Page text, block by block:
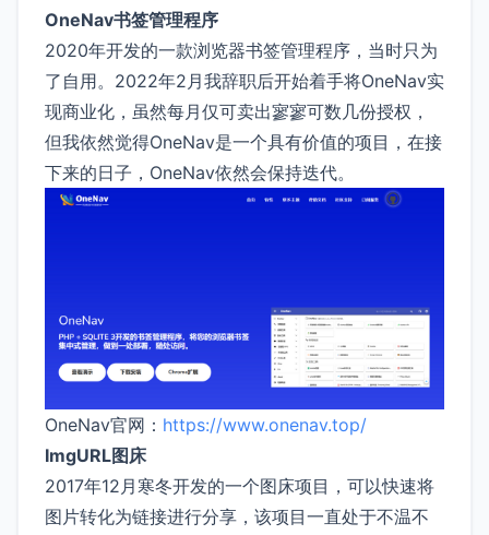
OneNav书签管理程序
2020年开发的一款浏览器书签管理程序，当时只为
了自用。2022年2月我辞职后开始着手将OneNav实
现商业化，虽然每月仅可卖出寥寥可数几份授权，
但我依然觉得OneNav是一个具有价值的项目，在接
下来的日子，OneNav依然会保持迭代。
OneNav官网： https://www.onenav.top/
ImgURL图床
2017年12月寒冬开发的一个图床项目，可以快速将
图片转化为链接进行分享，该项目一直处于不温不